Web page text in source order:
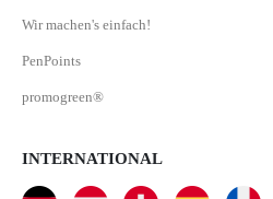
Wir machen's einfach!
PenPoints
promogreen®
INTERNATIONAL